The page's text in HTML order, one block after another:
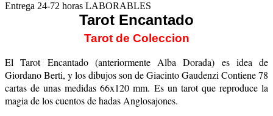
Entrega 24-72 horas LABORABLES
Tarot Encantado
Tarot de Coleccion
El Tarot Encantado (anteriormente Alba Dorada) es idea de
Giordano Berti, y los dibujos son de Giacinto Gaudenzi Contiene 78
cartas de unas medidas 66x120 mm. Es un tarot que reproduce la
magia de los cuentos de hadas Anglosajones.